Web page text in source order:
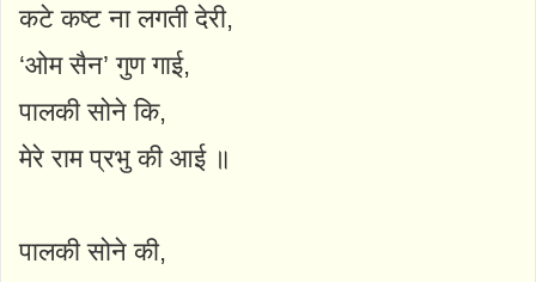
कटे कष्ट ना लगती देरी,
‘ओम सैन’ गुण गाई,
पालकी सोने कि,
मेरे राम प्रभु की आई ॥
पालकी सोने की,